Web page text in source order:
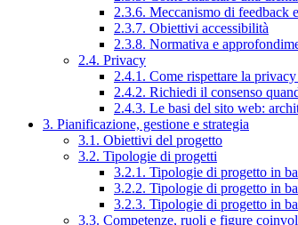
2.3.6. Meccanismo di feedback
2.3.7. Obiettivi accessibilità
2.3.8. Normativa e
2.4. Privacy
2.4.1. Come rispettare la
2.4.2. Richiedi il consenso
2.4.3. Le basi del sito web:
3. Pianificazione, gestione e strategia
3.1. Obiettivi del progetto
3.2. Tipologie di progetti
3.2.1. Tipologie di progetto in
3.2.2. Tipologie di progetto in
3.2.3. Tipologie di progetto in
3.3. Competenze, ruoli e figure